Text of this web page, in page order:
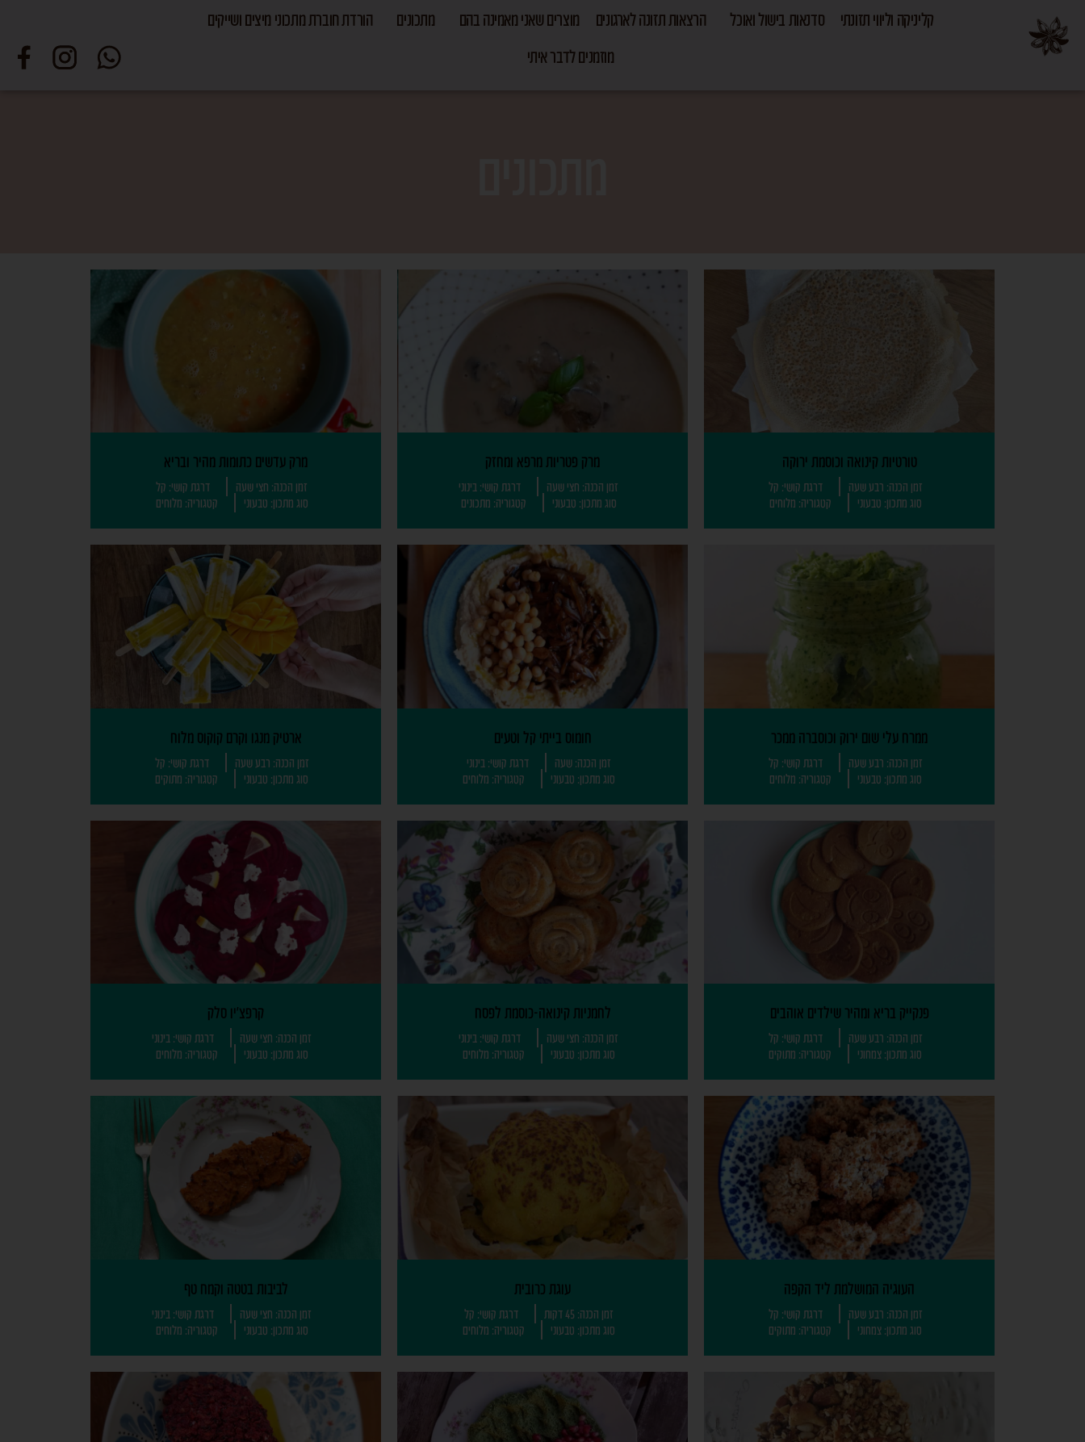
קליניקה וליווי תזונתי סדנאות בישול ואוכל הרצאות תזונה לארגונים מוצרים שאני מאמינה בהם מתכונים
הורדת חוברת מתכוני מיצים ושייקים
מוזמנים לדבר איתי
טורטיות קינואה וכוסמת ירוקה
זמן הכנה: רבע שעה
דרגת קושי: קל
סוג מתכון: טבעוני
קטגוריה: מלוחים
מרק פטריות מרפא ומחזק
זמן הכנה: חצי שעה
דרגת קושי: בינוני
סוג מתכון: טבעוני
קטגוריה: מתכונים
מרק עדשים כתומות מהיר ובריא
זמן הכנה: חצי שעה
דרגת קושי: קל
סוג מתכון: טבעוני
קטגוריה: מלוחים
ממרח עלי שום ירוק וכוסברה ממכר
זמן הכנה: רבע שעה
דרגת קושי: קל
סוג מתכון: טבעוני
קטגוריה: מלוחים
חומוס בייתי קל וטעים
זמן הכנה: שעה
דרגת קושי: בינוני
סוג מתכון: טבעוני
קטגוריה: מלוחים
ארטיק מנגו וקרם קוקוס מלוח
זמן הכנה: רבע שעה
דרגת קושי: קל
סוג מתכון: טבעוני
קטגוריה: מתוקים
פנקייק בריא ומהיר שילדים אוהבים
זמן הכנה: רבע שעה
דרגת קושי: קל
סוג מתכון: צמחוני
קטגוריה: מתוקים
לחמניות קינואה-כוסמת לפסח
זמן הכנה: חצי שעה
דרגת קושי: בינוני
סוג מתכון: טבעוני
קטגוריה: מלוחים
קרפצ'יו סלק
זמן הכנה: חצי שעה
דרגת קושי: בינוני
סוג מתכון: טבעוני
קטגוריה: מלוחים
העוגיה המושלמת ליד הקפה
זמן הכנה: רבע שעה
דרגת קושי: קל
סוג מתכון: צמחוני
קטגוריה: מתוקים
עוגת כרובית
זמן הכנה: 45 דקות
דרגת קושי: קל
סוג מתכון: טבעוני
קטגוריה: מלוחים
לביבות בטטה וקמח טף
זמן הכנה: חצי שעה
דרגת קושי: בינוני
סוג מתכון: טבעוני
קטגוריה: מלוחים